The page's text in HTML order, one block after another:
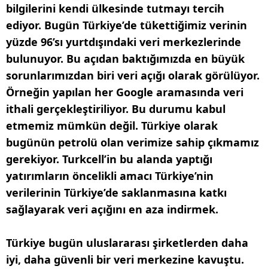
bilgilerini kendi ülkesinde tutmayı tercih
ediyor. Bugün Türkiye’de tükettiğimiz verinin
yüzde 96’sı yurtdışındaki veri merkezlerinde
bulunuyor. Bu açıdan baktığımızda en büyük
sorunlarımızdan biri veri açığı olarak görülüyor.
Örneğin yapılan her Google aramasında veri
ithali gerçekleştiriliyor. Bu durumu kabul
etmemiz mümkün değil. Türkiye olarak
bugünün petrolü olan verimize sahip çıkmamız
gerekiyor. Turkcell’in bu alanda yaptığı
yatırımların öncelikli amacı Türkiye’nin
verilerinin Türkiye’de saklanmasına katkı
sağlayarak veri açığını en aza indirmek.
Türkiye bugün uluslararası şirketlerden daha
iyi, daha güvenli bir veri merkezine kavuştu.